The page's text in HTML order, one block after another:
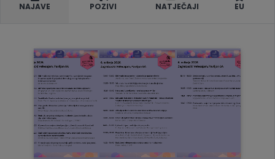
NAJAVE POZIVI NATJEČAJI EU